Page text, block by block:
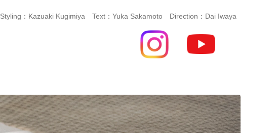
Styling：Kazuaki Kugimiya Text：Yuka Sakamoto Direction：Dai Iwaya